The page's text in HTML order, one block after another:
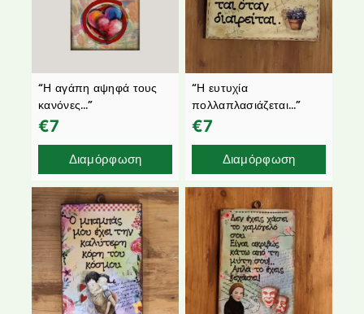
“Η αγάπη αψηφά τους
κανόνες…”
€7
Διαμόρφωση
“Η ευτυχία
πολλαπλασιάζεται…”
€7
Διαμόρφωση